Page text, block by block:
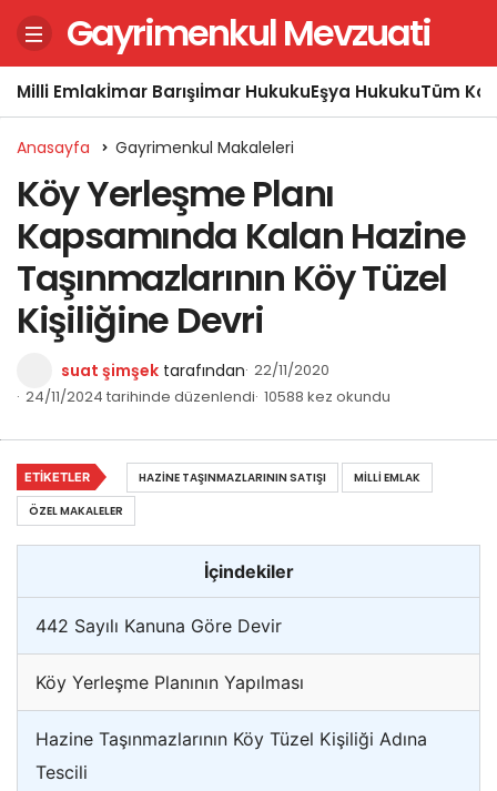
Gayrimenkul Mevzuati
Milli Emlakİmar Barışıİmar HukukuEşya HukukuTüm
Anasayfa Gayrimenkul Makaleleri
Köy Yerleşme Planı
Kapsamında Kalan Hazine
Taşınmazlarının Köy Tüzel
Kişiliğine Devri
suat şimşek tarafından 22/11/2020
24/11/2024 tarihinde düzenlendi 10588 kez okundu
İçindekiler
442 Sayılı Kanuna Göre Devir
Köy Yerleşme Planının Yapılması
Hazine Taşınmazlarının Köy Tüzel Kişiliği Adına
Tescili
ETIKETLER HAZINE TAŞINMAZLARININ SATIŞI
MILLI EMLAK
ÖZEL MAKALELER